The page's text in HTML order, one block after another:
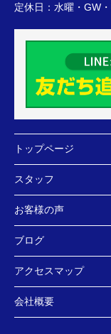
定休日： 水曜・GW
トップページ
スタッフ
お客様の声
ブログ
アクセスマップ
会社概要